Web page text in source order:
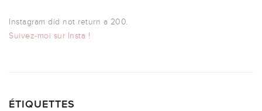
Instagram did not return a 200.
Suivez-moi sur Insta !
ÉTIQUETTES